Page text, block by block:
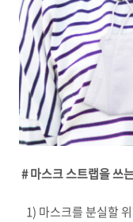
# 마스크 스트랩을 쓰
1) 마스크를 분실할